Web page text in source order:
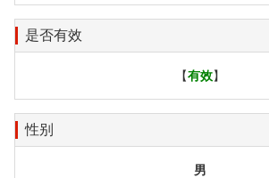
是否有效
【有效】
性别
男